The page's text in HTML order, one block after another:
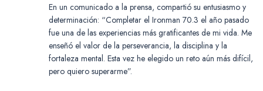
En un comunicado a la prensa, compartió su entusiasmo y
determinación: “Completar el Ironman 70.3 el año pasado
fue una de las experiencias más gratificantes de mi vida. Me
enseñó el valor de la perseverancia, la disciplina y la
fortaleza mental. Esta vez he elegido un reto aún más difícil,
pero quiero superarme”.